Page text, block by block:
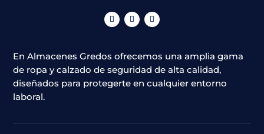
En Almacenes Gredos ofrecemos una amplia gama
de ropa y calzado de seguridad de alta calidad,
diseñados para protegerte en cualquier entorno
laboral.